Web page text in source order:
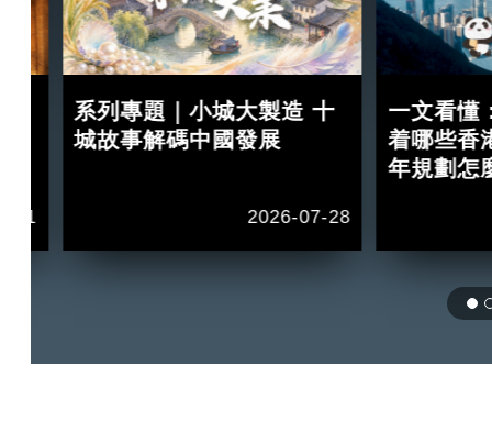
11
系列專題｜小城大製造 十
城故事解碼中國發展
2026-07-28
一文看懂
着哪些香
年規劃怎